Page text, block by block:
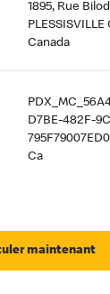
1895, Rue
PLESSISVILLE
Canada
D7BE-482F-
Ca
maintenant